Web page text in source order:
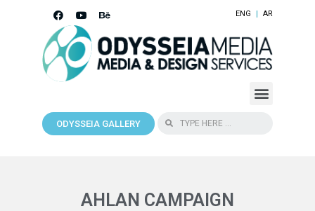
ENG AR
ODYSSEIA GALLERY
AHLAN CAMPAIGN